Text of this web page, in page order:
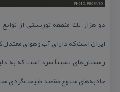
دو هزار، یك منطقه توریستی از
ایران است كه دارای آب و هوای معتدل
زمستان‌های نسبتاً سرد است كه به
جاذبه‌های متنوع مقصد طبیعت‌گردی